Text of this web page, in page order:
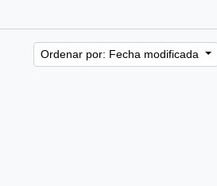
Ordenar por: Fecha modificada